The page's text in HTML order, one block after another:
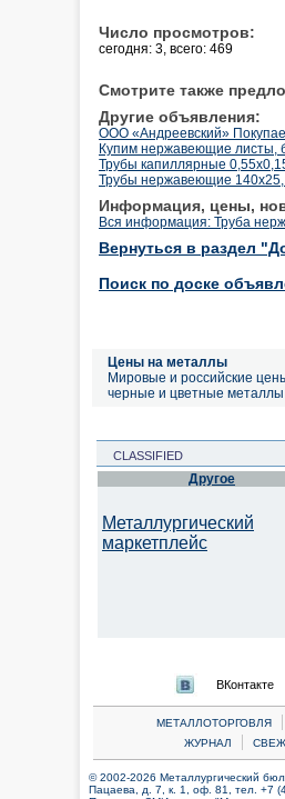
Число просмотров:
сегодня: 3, всего: 469
Смотрите также
Другие объявления:
ООО «Андреевский»
Купим нержавеющие листы,
Трубы капиллярные
Трубы нержавеющие
Информация, цены,
Вся информация: Труба
Вернуться в раздел
Поиск по доске
Цены на металлы
Мировые и российские
черные и цветные металлы
CLASSIFIED
Другое
Металлургический
маркетплейс
ВКонтакте
МЕТАЛЛОТОРГОВЛЯ |
ЖУРНАЛ
|
© 2002-2026 Металлургический
Пацаева, д. 7, к. 1, оф. 81, тел. +7